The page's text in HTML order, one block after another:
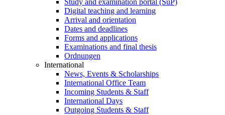
Study and examination portal (SuP)
Digital teaching and learning
Arrival and orientation
Dates and deadlines
Forms and applications
Examinations and final thesis
Ordnungen
International
News, Events & Scholarships
International Office Team
Incoming Students & Staff
International Days
Outgoing Students & Staff